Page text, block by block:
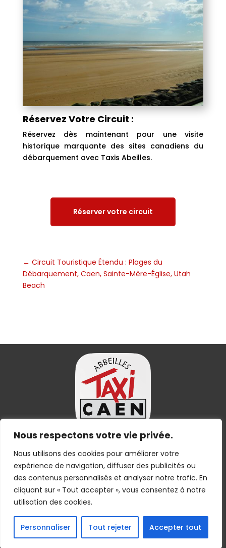
Nous respectons votre vie privée.
Nous utilisons des cookies pour améliorer votre
expérience de navigation, diffuser des publicités ou
des contenus personnalisés et analyser notre trafic. En
cliquant sur « Tout accepter », vous consentez à notre
utilisation des cookies.
Personnaliser Tout rejeter Accepter tout
Réservez Votre Circuit :
Réservez dès maintenant pour une visite
historique marquante des sites canadiens du
débarquement avec Taxis Abeilles.
Réserver votre circuit
← Circuit Touristique Étendu : Plages du
Débarquement, Caen, Sainte-Mère-Église, Utah
Beach